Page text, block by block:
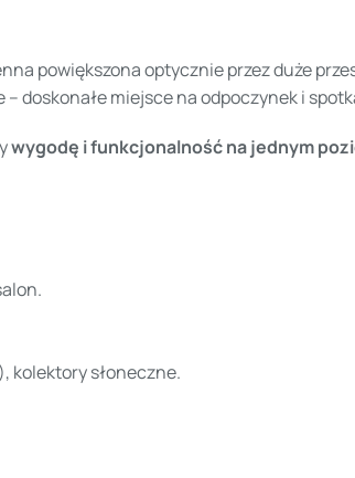
powiększona optycznie przez duże
doskonałe miejsce na odpoczynek i
wygodę i funkcjonalność na jednym
kolektory słoneczne.